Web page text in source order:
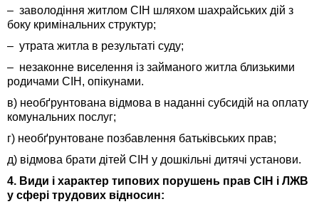
– заволодіння житлом СІН шляхом шахрайських дій з
боку кримінальних структур;
– утрата житла в результаті суду;
– незаконне виселення із займаного житла близькими
родичами СІН, опікунами.
в) необґрунтована відмова в наданні субсидій на оплату
комунальних послуг;
г) необґрунтоване позбавлення батьківських прав;
д) відмова брати дітей СІН у дошкільні дитячі установи.
4. Види і характер типових порушень прав СІН і ЛЖВ
у сфері трудових відносин: